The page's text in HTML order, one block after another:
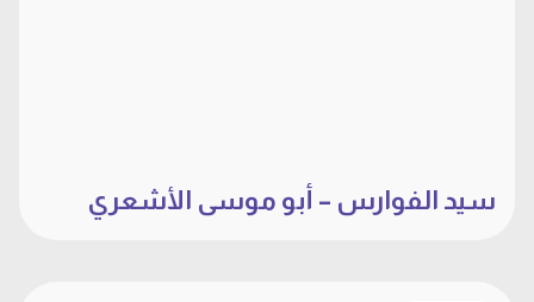
سيد الفوارس – أبو موسى الأشعري